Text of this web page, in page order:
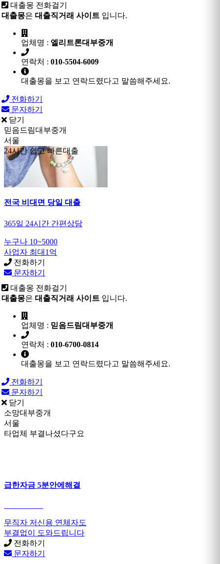
대출몽 전화걸기
대출몽은 대출직거래 사이트 입니다.
업체명 : 엘리트론대부중개
연락처 : 010-5504-6009
대출몽을 보고 연락드렸다고 말씀해주세요.
전화하기
문자하기
닫기
믿음드림대부중개
서울
24시간 쉽고 빠른대출
전국 비대면 당일 대출
365일 24시간 간편상담
누구나 10~5000
사업자 최대1억
전화하기
문자하기
대출몽 전화걸기
대출몽은 대출직거래 사이트 입니다.
업체명 : 믿음드림대부중개
연락처 : 010-6700-0814
대출몽을 보고 연락드렸다고 말씀해주세요.
전화하기
문자하기
닫기
소망대부중개
서울
타업체 부결나셨다구요
급한자금 5분안에해결
무직자 저신용 연체자도
부결없이 도와드립니다
전화하기
문자하기